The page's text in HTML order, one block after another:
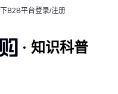
B2B平台登录/注册
知识科普